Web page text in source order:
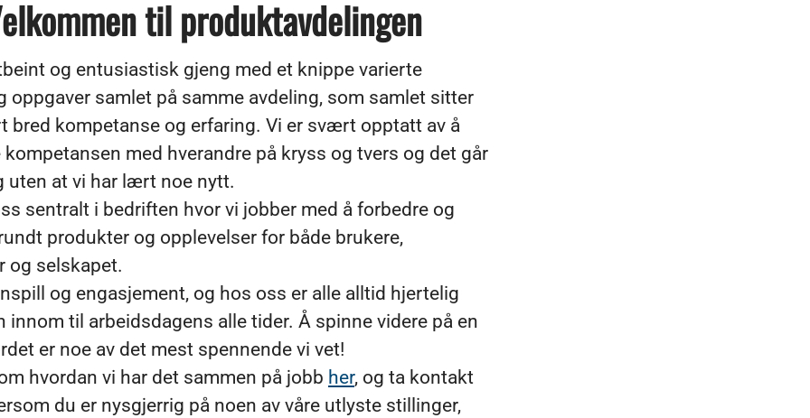
til produktavdelingen
og entusiastisk gjeng med et knippe varierte
oppgaver samlet på samme avdeling, som samlet sitter
bred kompetanse og erfaring. Vi er svært opptatt av å
kompetansen med hverandre på kryss og tvers og det går
uten at vi har lært noe nytt.
sentralt i bedriften hvor vi jobber med å forbedre og
produkter og opplevelser for både brukere,
og selskapet.
og engasjement, og hos oss er alle alltid hjertelig
innom til arbeidsdagens alle tider. Å spinne videre på en
er noe av det mest spennende vi vet!
hvordan vi har det sammen på jobb her, og ta kontakt
du er nysgjerrig på noen av våre utlyste stillinger,